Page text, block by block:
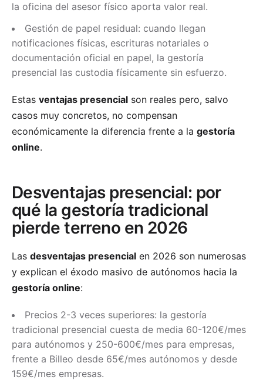
la oficina del asesor físico aporta valor real.
Gestión de papel residual: cuando llegan
notificaciones físicas, escrituras notariales o
documentación oficial en papel, la gestoría
presencial las custodia físicamente sin esfuerzo.
Estas ventajas presencial son reales pero, salvo
casos muy concretos, no compensan
económicamente la diferencia frente a la gestoría
online.
Desventajas presencial: por
qué la gestoría tradicional
pierde terreno en 2026
Las desventajas presencial en 2026 son numerosas
y explican el éxodo masivo de autónomos hacia la
gestoría online:
Precios 2-3 veces superiores: la gestoría
tradicional presencial cuesta de media 60-120€/mes
para autónomos y 250-600€/mes para empresas,
frente a Billeo desde 65€/mes autónomos y desde
159€/mes empresas.